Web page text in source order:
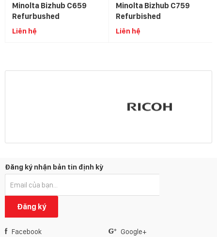
Minolta Bizhub C759
Refurbished
Liên hệ
Đăng ký nhận bản tin định kỳ
Đăng ký
Facebook
Google+